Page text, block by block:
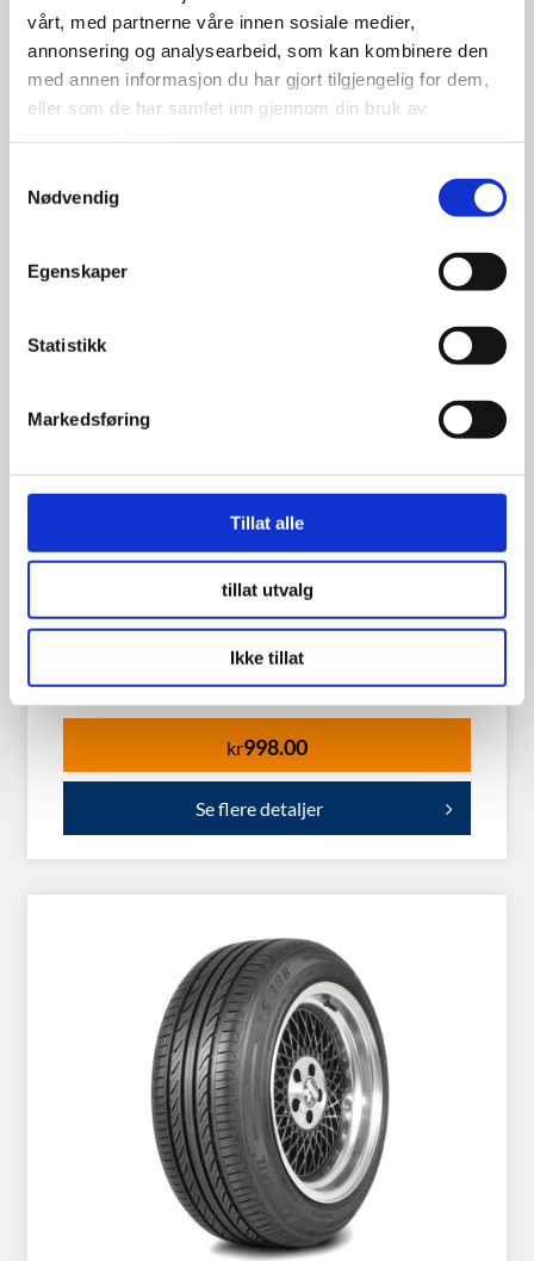
vårt, med partnerne våre innen sosiale medier,
annonsering og analysearbeid, som kan kombinere den
med annen informasjon du har gjort tilgjengelig for dem,
eller som de har samlet inn gjennom din bruk av
Nødvendig
Egenskaper
Statistikk
Markedsføring
Tillat alle
tillat utvalg
Ikke tillat
kr700.00
Se flere detaljer
Minerva 175/70R14 95T
kr998.00
Se flere detaljer